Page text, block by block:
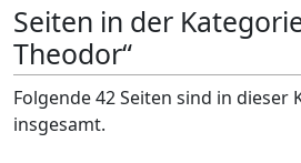
Seiten in der
Theodor“
Folgende 42 Seiten sind in dieser
insgesamt.